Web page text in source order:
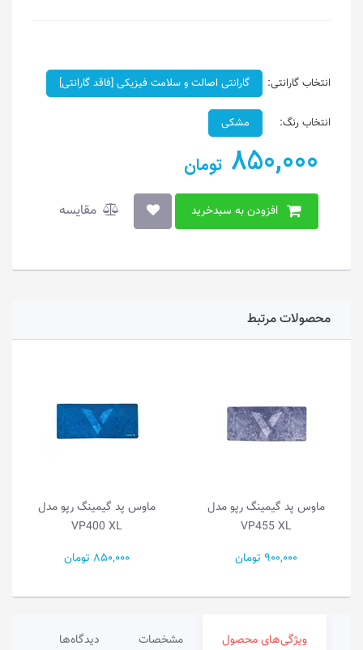
انتخاب گارانتی: گارانتی اصالت و سلامت فیزیکی [فاقد گارانتی]
انتخاب رنگ: مشکی
850,000 تومان
افزودن به سبدخرید مقایسه
محصولات مرتبط
ماوس پد گیمینگ رپو مدل
VP455 XL
900,000 تومان
ماوس پد گیمینگ رپو مدل
VP400 XL
850,000 تومان
ویژگی‌های محصول مشخصات دیدگاه‌ها